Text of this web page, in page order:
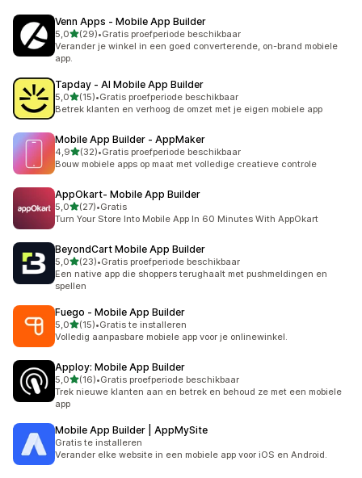
Venn Apps ‑ Mobile App Builder
5,0van 5 sterren
(29)
29 recensies in totaal
•Gratis proefperiode beschikbaar
Verander je winkel in een goed converterende, on-brand mobiele
app.
Tapday ‑ AI Mobile App Builder
5,0van 5 sterren
(15)
15 recensies in totaal
•Gratis proefperiode beschikbaar
Betrek klanten en verhoog de omzet met je eigen mobiele app
Mobile App Builder ‑ AppMaker
4,9van 5 sterren
(32)
32 recensies in totaal
•Gratis proefperiode beschikbaar
Bouw mobiele apps op maat met volledige creatieve controle
AppOkart‑ Mobile App Builder
5,0van 5 sterren
(27)
27 recensies in totaal
•Gratis
Turn Your Store Into Mobile App In 60 Minutes With AppOkart
BeyondCart Mobile App Builder
5,0van 5 sterren
(23)
23 recensies in totaal
•Gratis proefperiode beschikbaar
Een native app die shoppers terughaalt met pushmeldingen en
spellen
Fuego ‑ Mobile App Builder
5,0van 5 sterren
(15)
15 recensies in totaal
•Gratis te installeren
Volledig aanpasbare mobiele app voor je onlinewinkel.
Apploy: Mobile App Builder
5,0van 5 sterren
(16)
16 recensies in totaal
•Gratis proefperiode beschikbaar
Trek nieuwe klanten aan en betrek en behoud ze met een mobiele
app
Mobile App Builder | AppMySite
Gratis te installeren
Verander elke website in een mobiele app voor iOS en Android.